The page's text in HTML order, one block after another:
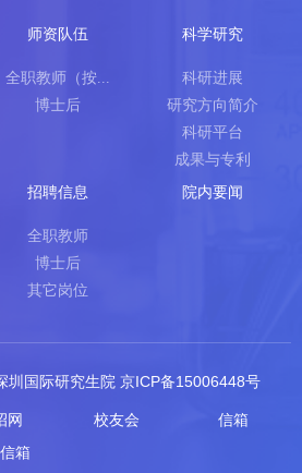
师资队伍
全职教师（按...
博士后
科学研究
科研进展
研究方向简介
科研平台
成果与专利
招聘信息
全职教师
博士后
其它岗位
院内要闻
圳国际研究生院 京ICP备15006448号
网 校友会
信箱
箱